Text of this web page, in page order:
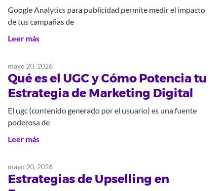
Google Analytics para publicidad permite medir el impacto
de tus campañas de
Leer más
mayo 20, 2026
Qué es el UGC y Cómo Potencia tu
Estrategia de Marketing Digital
El ugc (contenido generado por el usuario) es una fuente
poderosa de
Leer más
mayo 20, 2026
Estrategias de Upselling en